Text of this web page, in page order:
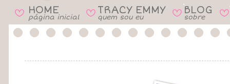
B HOME
página inicial B TRACY EMMY
quem sou eu B BLOG
sobre B